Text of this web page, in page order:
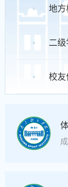
地方
二
校友